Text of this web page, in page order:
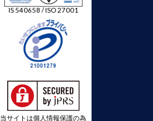
IS 540658 / ISO 27001
当サイトは個人情報保護の為